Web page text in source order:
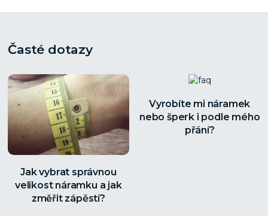
Časté dotazy
Jak vybrat správnou
velikost náramku a jak
změřit zápěstí?
Vyrobíte mi náramek
nebo šperk i podle mého
přání?